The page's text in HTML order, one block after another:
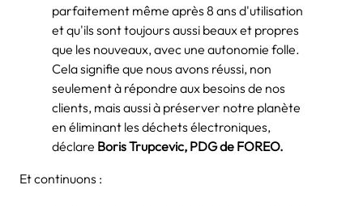
parfaitement même après 8 ans d'utilisation
et qu'ils sont toujours aussi beaux et propres
que les nouveaux, avec une autonomie folle.
Cela signifie que nous avons réussi, non
seulement à répondre aux besoins de nos
clients, mais aussi à préserver notre planète
en éliminant les déchets électroniques,
déclare Boris Trupcevic, PDG de FOREO.
Et continuons :